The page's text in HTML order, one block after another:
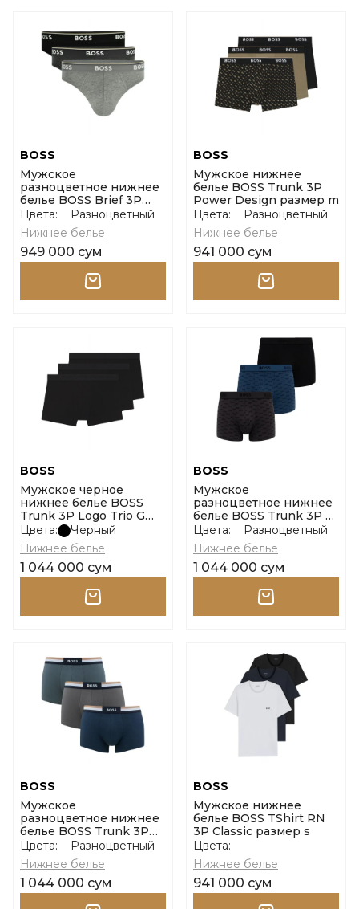
BOSS
Мужское
разноцветное нижнее
белье BOSS Brief 3P
Power размер l
Цвета:
Разноцветный
Нижнее белье
949 000 сум
BOSS
Мужское нижнее
белье BOSS Trunk 3P
Power Design размер m
Цвета:
Разноцветный
Нижнее белье
941 000 сум
BOSS
Мужское черное
нижнее белье BOSS
Trunk 3P Logo Trio G
размер m
Цвета:
Черный
Нижнее белье
1 044 000 сум
BOSS
Мужское
разноцветное нижнее
белье BOSS Trunk 3P 2
Design G размер xl
Цвета:
Разноцветный
Нижнее белье
1 044 000 сум
BOSS
Мужское
разноцветное нижнее
белье BOSS Trunk 3P
Motion размер l
Цвета:
Разноцветный
Нижнее белье
1 044 000 сум
BOSS
Мужское нижнее
белье BOSS TShirt RN
3P Classic размер s
Цвета:
Нижнее белье
941 000 сум